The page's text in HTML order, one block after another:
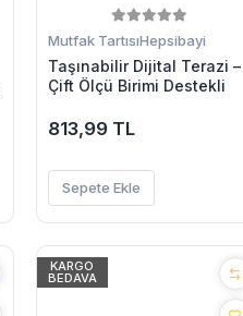
Mutfak TartısıHepsibayi
Taşınabilir Dijital Terazi –
Çift Ölçü Birimi Destekli
813,99 TL
Sepete Ekle
KARGO
BEDAVA